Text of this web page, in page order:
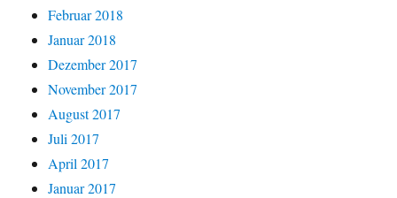
Februar 2018
Januar 2018
Dezember 2017
November 2017
August 2017
Juli 2017
April 2017
Januar 2017